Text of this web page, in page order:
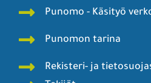
Punomo - Käsityö
Punomon tarina
Rekisteri- ja